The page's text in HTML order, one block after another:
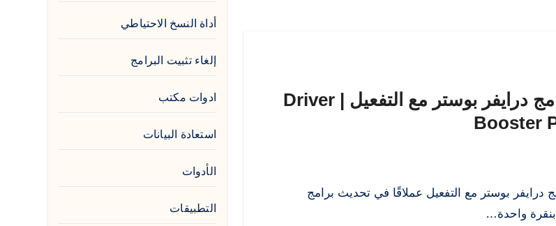
تحميل برنامج درايفر بوستر مع التفعيل | Driver
Booster
درايفر بوستر مع التفعيل عملاقًا في تحديث برامج
واحدة…
أداة النسخ الاحتياطي
إلغاء تثبيت البرامج
ادوات مكتب
استعادة البيانات
الأدوات
التطبيقات